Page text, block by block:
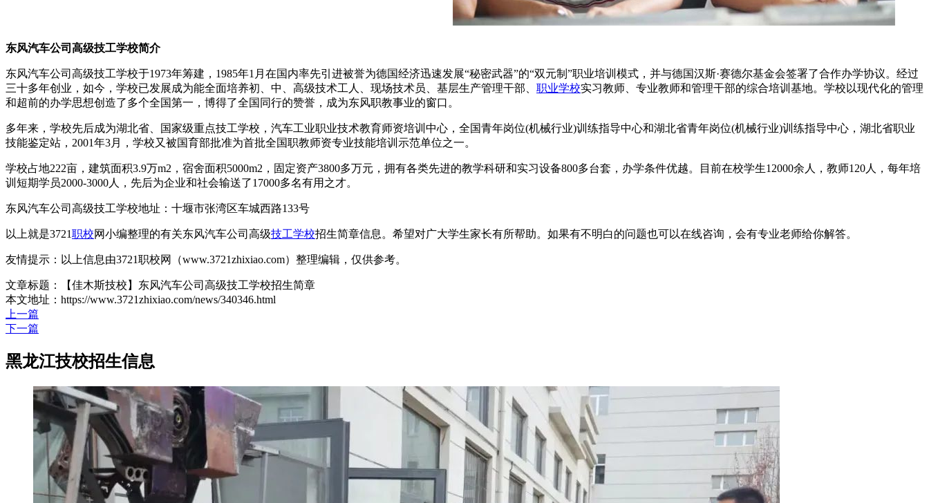
东风汽车公司高级技工学校简介
东风汽车公司高级技工学校于1973年筹建，1985年1月在国内率先引进被誉为德国经济迅速发展“秘密武器”的“双元制”职业培训模式，并与德国汉斯·赛德尔基金会签署了合作办学协议。经过
三十多年创业，如今，学校已发展成为能全面培养初、中、高级技术工人、现场技术员、基层生产管理干部、 职业学校实习教师、专业教师和管理干部的综合培训基地。学校以现代化的管理
和超前的办学思想创造了多个全国第一，博得了全国同行的赞誉，成为东风职教事业的窗口。
多年来，学校先后成为湖北省、国家级重点技工学校，汽车工业职业技术教育师资培训中心，全国青年岗位(机械行业)训练指导中心和湖北省青年岗位(机械行业)训练指导中心，湖北省职业
技能鉴定站，2001年3月，学校又被国育部批准为首批全国职教师资专业技能培训示范单位之一。
学校占地222亩，建筑面积3.9万m2，宿舍面积5000m2，固定资产3800多万元，拥有各类先进的教学科研和实习设备800多台套，办学条件优越。目前在校学生12000余人，教师120人，每年培
训短期学员2000-3000人，先后为企业和社会输送了17000多名有用之才。
东风汽车公司高级技工学校地址：十堰市张湾区车城西路133号
以上就是3721职校网小编整理的有关东风汽车公司高级技工学校招生简章信息。希望对广大学生家长有所帮助。如果有不明白的问题也可以在线咨询，会有专业老师给你解答。
友情提示：以上信息由3721职校网（www.3721zhixiao.com）整理编辑，仅供参考。
文章标题：【佳木斯技校】东风汽车公司高级技工学校招生简章
本文地址：https://www.3721zhixiao.com/news/340346.html
上一篇
下一篇
黑龙江技校招生信息